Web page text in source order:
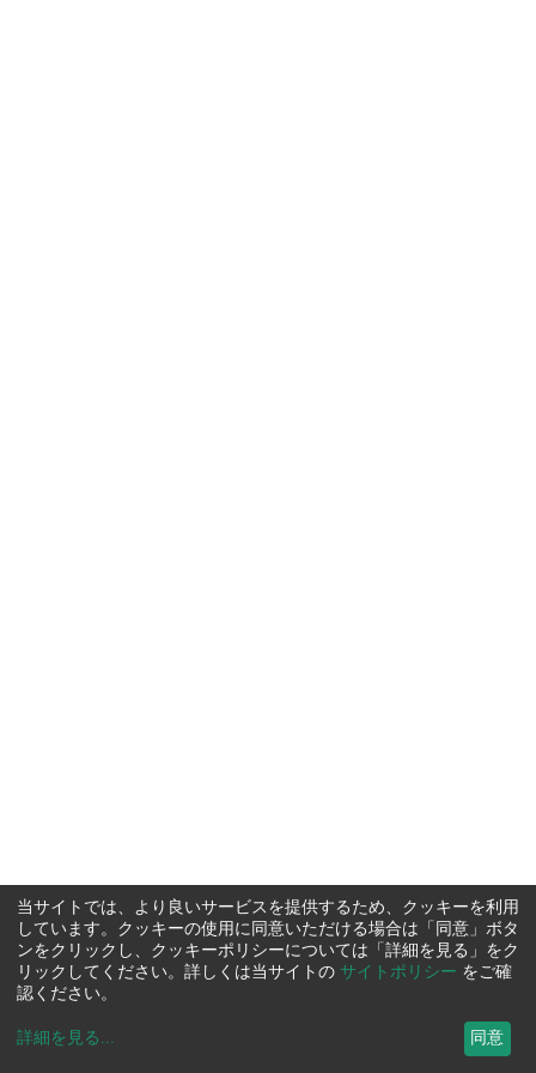
当サイトでは、より良いサービスを提供するため、クッキーを利用
しています。クッキーの使用に同意いただける場合は「同意」ボタ
ンをクリックし、クッキーポリシーについては「詳細を見る」をク
リックしてください。詳しくは当サイトの サイトポリシー をご確
認ください。
詳細を見る ... 同意